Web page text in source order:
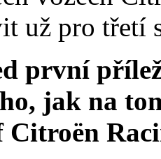
už pro třetí
první
jak na
Citroën